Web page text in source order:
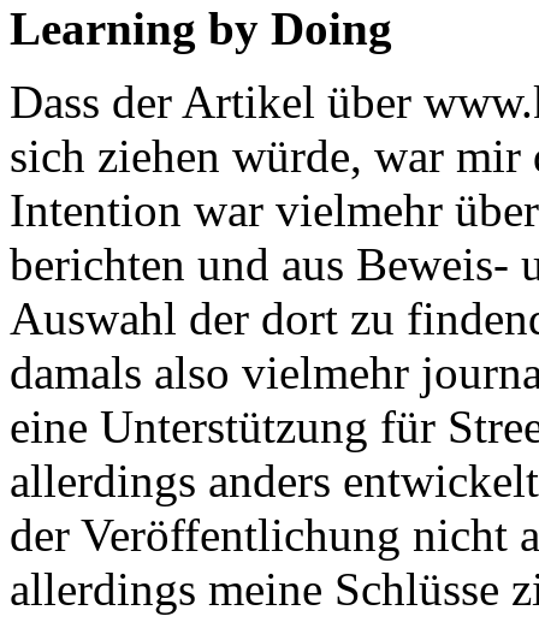
Learning by Doing
Dass der Artikel über
sich ziehen würde, war
Intention war vielmehr
berichten und aus Beweis-
Auswahl der dort zu
damals also vielmehr
eine Unterstützung für
allerdings anders
der Veröffentlichung nicht
allerdings meine Schlüsse